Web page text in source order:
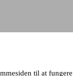
til at